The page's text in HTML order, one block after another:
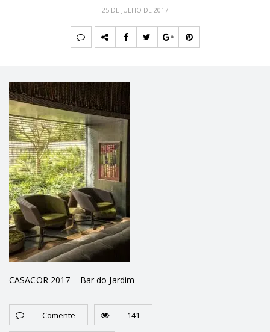
25 DE JULHO DE 2017
CASACOR 2017 – Bar do Jardim
Comente 141